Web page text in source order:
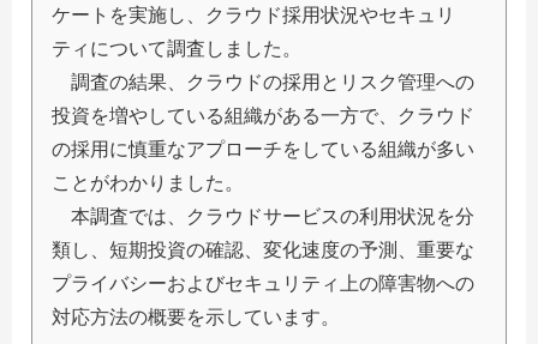
ケートを実施し、クラウド採用状況やセキュリ
ティについて調査しました。
調査の結果、クラウドの採用とリスク管理への
投資を増やしている組織がある一方で、クラウド
の採用に慎重なアプローチをしている組織が多い
ことがわかりました。
本調査では、クラウドサービスの利用状況を分
類し、短期投資の確認、変化速度の予測、重要な
プライバシーおよびセキュリティ上の障害物への
対応方法の概要を示しています。